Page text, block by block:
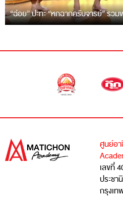
“ฉ่อย” ปะทะ “หกฉากครับจารย์” รว
ศูนย์อ
เลขที่
ประชา
กรุงเท